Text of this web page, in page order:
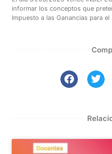
informar los conceptos que
Impuesto a las Ganancias para